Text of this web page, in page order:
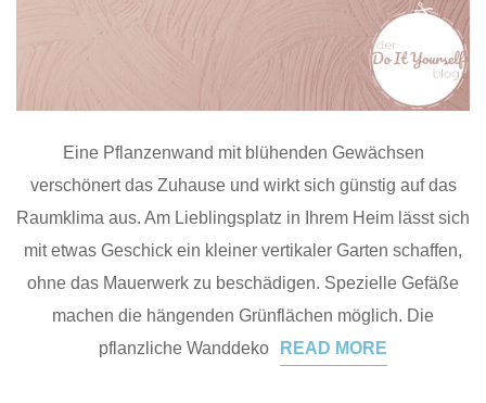
Eine Pflanzenwand mit blühenden Gewächsen
verschönert das Zuhause und wirkt sich günstig auf das
Raumklima aus. Am Lieblingsplatz in Ihrem Heim lässt sich
mit etwas Geschick ein kleiner vertikaler Garten schaffen,
ohne das Mauerwerk zu beschädigen. Spezielle Gefäße
machen die hängenden Grünflächen möglich. Die
pflanzliche Wanddeko
READ MORE